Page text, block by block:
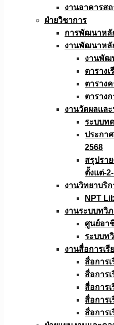
งานอาคารส
ฝ่ายวิชาการ
การพัฒนาหลั
งานพัฒนาหลั
งานพัฒ
ตารางเ
ตาราง
ตาราง
งานวัดผลเเล
ระบบท
ประกา
2568
สรุปรา
ตั้งแต่-
งานวิทยาบริก
NPT
งานระบบทวิ
ศูนย์อา
ระบบท
งานสื่อการเ
สื่อการ
สื่อการ
สื่อการ
สื่อการ
สื่อการ